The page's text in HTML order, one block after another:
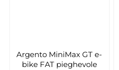
Argento MiniMax GT e-
bike FAT pieghevole